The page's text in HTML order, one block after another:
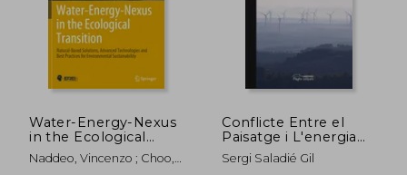
45% $ 32.77 40%
Water-Energy-Nexus
in the Ecological
Transition: Natural-
Based Solutions,
Naddeo, Vincenzo ; Choo,
Conflicte Entre el
Paisatge i L'energia
Eòlica (en Catalán)
Sergi Saladié Gil